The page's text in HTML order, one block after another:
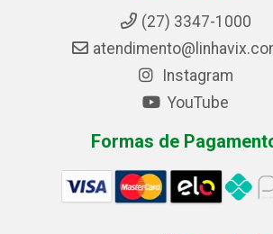
(27) 3347-1000
Instagram
YouTube
Formas de